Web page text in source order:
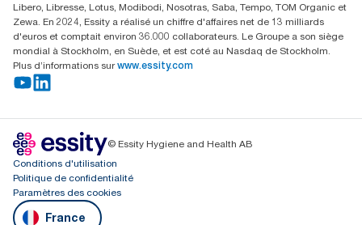
Libero, Libresse, Lotus, Modibodi, Nosotras, Saba, Tempo, TOM Organic et
Zewa. En 2024, Essity a réalisé un chiffre d'affaires net de 13 milliards
d'euros et comptait environ 36.000 collaborateurs. Le Groupe a son siège
mondial à Stockholm, en Suède, et est coté au Nasdaq de Stockholm.
Plus d’informations sur www.essity.com
© Essity Hygiene and Health AB
Conditions d'utilisation
Politique de confidentialité
Paramètres des cookies
France